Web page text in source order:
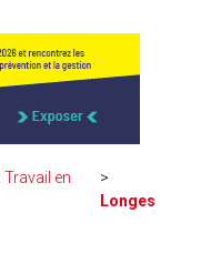
Travail en
Longes